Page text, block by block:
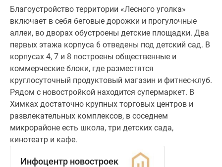
Благоустройство территории «Лесного уголка»
включает в себя беговые дорожки и прогулочные
аллеи, во дворах обустроены детские площадки. Два
первых этажа корпуса 6 отведены под детский сад. В
корпусах 4, 7 и 8 построены общественные и
коммерческие блоки, где разместятся
круглосуточный продуктовый магазин и фитнес-клуб.
Рядом с новостройкой находится супермаркет. В
Химках достаточно крупных торговых центров и
развлекательных комплексов, в соседнем
микрорайоне есть школа, три детских сада,
кинотеатр и кафе.
Инфоцентр новостроек